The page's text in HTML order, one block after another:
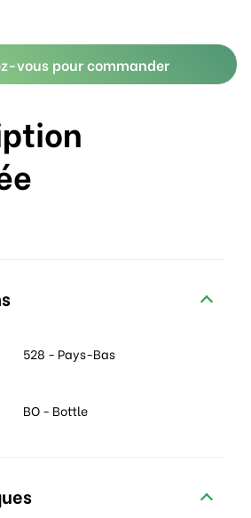
vous pour commander
528 - Pays-Bas
BO - Bottle